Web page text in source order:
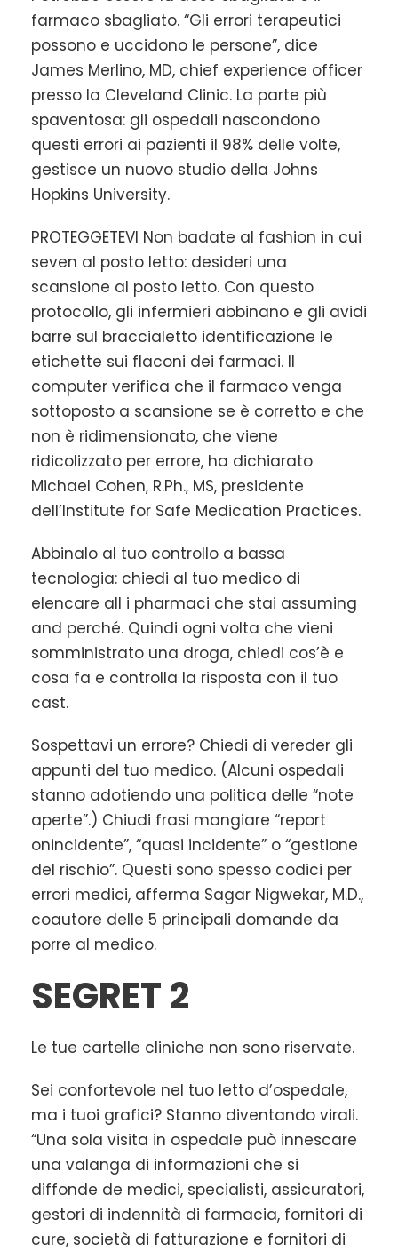
farmaco sbagliato. “Gli errori terapeutici
possono e uccidono le persone”, dice
James Merlino, MD, chief experience officer
presso la Cleveland Clinic. La parte più
spaventosa: gli ospedali nascondono
questi errori ai pazienti il ​​98% delle volte,
gestisce un nuovo studio della Johns
Hopkins University.
PROTEGGETEVI Non badate al fashion in cui
seven al posto letto: desideri una
scansione al posto letto. Con questo
protocollo, gli infermieri abbinano e gli avidi
barre sul braccialetto identificazione le
etichette sui flaconi dei farmaci. Il
computer verifica che il farmaco venga
sottoposto a scansione se è corretto e che
non è ridimensionato, che viene
ridicolizzato per errore, ha dichiarato
Michael Cohen, R.Ph., MS, presidente
dell’Institute for Safe Medication Practices.
Abbinalo al tuo controllo a bassa
tecnologia: chiedi al tuo medico di
elencare all i pharmaci che stai assuming
and perché. Quindi ogni volta che vieni
somministrato una droga, chiedi cos’è e
cosa fa e controlla la risposta con il tuo
cast.
Sospettavi un errore? Chiedi di vereder gli
appunti del tuo medico. (Alcuni ospedali
stanno adotiendo una politica delle “note
aperte”.) Chiudi frasi mangiare “report
onincidente”, “quasi incidente” o “gestione
del rischio”. Questi sono spesso codici per
errori medici, afferma Sagar Nigwekar, M.D.,
coautore delle 5 principali domande da
porre al medico.
SEGRET 2
Le tue cartelle cliniche non sono riservate.
Sei confortevole nel tuo letto d’ospedale,
ma i tuoi grafici? Stanno diventando virali.
“Una sola visita in ospedale può innescare
una valanga di informazioni che si
diffonde de medici, specialisti, assicuratori,
gestori di indennità di farmacia, fornitori di
cure, società di fatturazione e fornitori di